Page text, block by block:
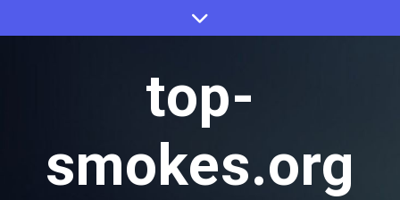
to
top-
smokes.org